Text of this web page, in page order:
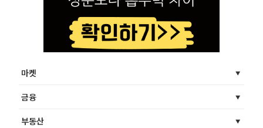
마켓
금융
부동산